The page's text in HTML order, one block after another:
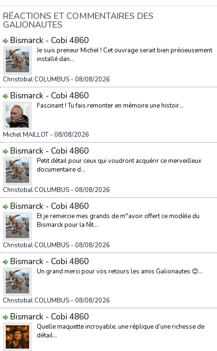
RÉACTIONS ET COMMENTAIRES DES
GALIONAUTES
Bismarck - Cobi 4860
Je suis preneur Michel ! Cet ouvrage serait bien précieusement
installé dan...
Christobal COLUMBUS - 08/08/2026
Bismarck - Cobi 4860
Fascinant ! Tu fais remonter en mémoire une histoir...
Michel MAILLOT- 08/08/2026
Bismarck - Cobi 4860
Petit détail pour ceux qui voudront acquérir ce merveilleux
documentaire d...
Christobal COLUMBUS - 08/08/2026
Bismarck - Cobi 4860
Et je remercie mes grands de m''avoir offert ce modèle du
Bismarck pour la fêt...
Christobal COLUMBUS - 08/08/2026
Bismarck - Cobi 4860
Un grand merci pour vos retours les amis Galionautes 😊...
Christobal COLUMBUS - 08/08/2026
Bismarck - Cobi 4860
Quelle maquette incroyable, une réplique d’une richesse de
détail...